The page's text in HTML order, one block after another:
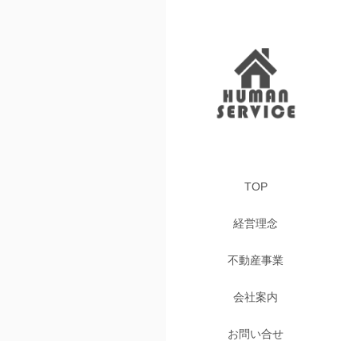
TOP
経営理念
不動産事業
会社案内
お問い合せ